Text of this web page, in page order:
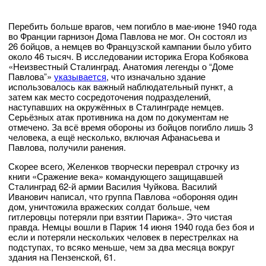
Перебить больше врагов, чем погибло в мае-июне 1940 года
во Франции гарнизон Дома Павлова не мог. Он состоял из
26 бойцов, а немцев во Французской кампании было убито
около 46 тысяч. В исследовании историка Егора Кобякова
«Неизвестный Сталинград. Анатомия легенды о “Доме
Павловаˮ» указывается, что изначально здание
использовалось как важный наблюдательный пункт, а
затем как место сосредоточения подразделений,
наступавших на окружённых в Сталинграде немцев.
Серьёзных атак противника на дом по документам не
отмечено. За всё время обороны из бойцов погибло лишь 3
человека, а ещё несколько, включая Афанасьева и
Павлова, получили ранения.
Скорее всего, Желенков творчески переврал строчку из
книги «Сражение века» командующего защищавшей
Сталинград 62-й армии Василия Чуйкова. Василий
Иванович написал, что группа Павлова «обороняя один
дом, уничтожила вражеских солдат больше, чем
гитлеровцы потеряли при взятии Парижа». Это чистая
правда. Немцы вошли в Париж 14 июня 1940 года без боя и
если и потеряли нескольких человек в перестрелках на
подступах, то всяко меньше, чем за два месяца вокруг
здания на Пензенской, 61.